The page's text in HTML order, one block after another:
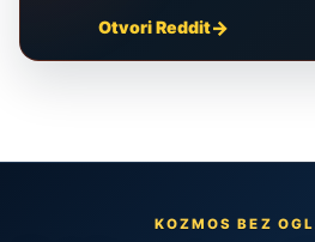
Otvori Reddit
KOZMOS BEZ